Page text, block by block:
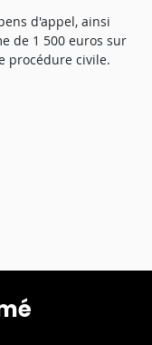
d'appel, ainsi
de 1 500 euros sur
procédure civile.